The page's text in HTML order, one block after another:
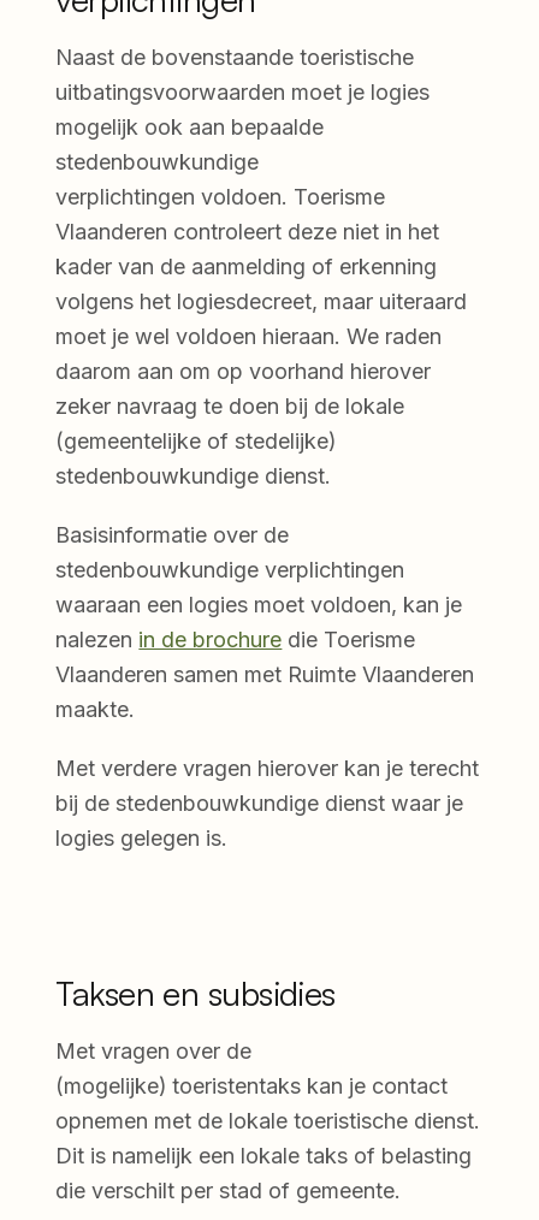
Naast de bovenstaande toeristische
uitbatingsvoorwaarden moet je logies
mogelijk ook aan bepaalde
stedenbouwkundige
verplichtingen voldoen. Toerisme
Vlaanderen controleert deze niet in het
kader van de aanmelding of erkenning
volgens het logiesdecreet, maar uiteraard
moet je wel voldoen hieraan. We raden
daarom aan om op voorhand hierover
zeker navraag te doen bij de lokale
(gemeentelijke of stedelijke)
stedenbouwkundige dienst.
Basisinformatie over de
stedenbouwkundige verplichtingen
waaraan een logies moet voldoen, kan je
nalezen in de brochure die Toerisme
Vlaanderen samen met Ruimte Vlaanderen
maakte.
Met verdere vragen hierover kan je terecht
bij de stedenbouwkundige dienst waar je
logies gelegen is.
Taksen en subsidies
Met vragen over de
(mogelijke) toeristentaks kan je contact
opnemen met de lokale toeristische dienst.
Dit is namelijk een lokale taks of belasting
die verschilt per stad of gemeente.